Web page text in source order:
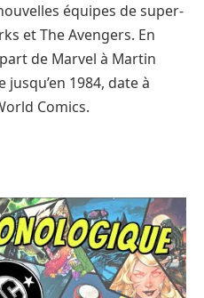
équipes de super-
et The Avengers. En
de Marvel à Martin
jusqu’en 1984, date à
Comics.